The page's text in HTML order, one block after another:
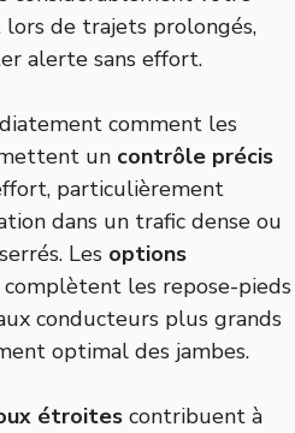
de trajets prolongés,
alerte sans effort.
comment les
un contrôle précis
particulièrement
dans un trafic dense ou
Les options
complètent les repose-pieds
conducteurs plus grands
optimal des jambes.
étroites contribuent à